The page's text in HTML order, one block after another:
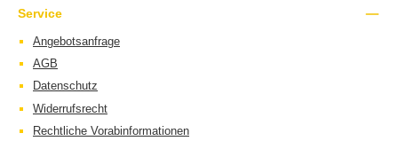
Service
Angebotsanfrage
AGB
Datenschutz
Widerrufsrecht
Rechtliche Vorabinformationen